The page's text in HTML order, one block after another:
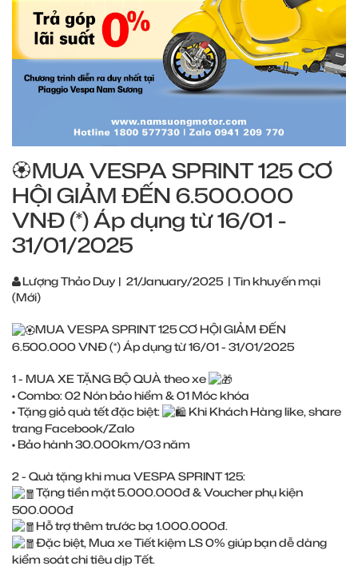
🏵MUA VESPA SPRINT 125 CƠ
HỘI GIẢM ĐẾN 6.500.000
VNĐ (*) Áp dụng từ 16/01 -
31/01/2025
Lượng Thảo Duy | 21/January/2025 | Tin khuyến mại
(Mới)
MUA VESPA SPRINT 125 CƠ HỘI GIẢM ĐẾN
6.500.000 VNĐ (*) Áp dụng từ 16/01 - 31/01/2025
1 - MUA XE TẶNG BỘ QUÀ theo xe
• Combo: 02 Nón bảo hiểm & 01 Móc khóa
• Tặng giỏ quà tết đặc biệt:
Khi Khách Hàng like, share
trang Facebook/Zalo
• Bảo hành 30.000km/03 năm
2 - Quà tặng khi mua VESPA SPRINT 125:
Tặng tiền mặt 5.000.000đ & Voucher phụ kiện
500.000đ
Hỗ trợ thêm trước bạ 1.000.000đ.
Đặc biệt, Mua xe Tiết kiệm LS 0% giúp bạn dễ dàng
kiểm soát chi tiêu dịp Tết.